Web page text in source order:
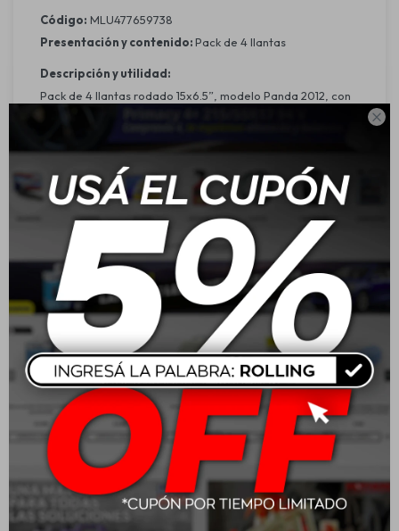

Código: MLU477659738
Presentación y contenido:Pack de 4 llantas
Descripción y utilidad:
Pack de 4 llantas rodado 15x6.5”, modelo Panda 2012, con
Características:
Fabricadas en aleación de aluminio.
Diseño moderno y resistente.
Compatibles con vehículos que utilicen pase 4x100.
Offset 35 para un ajuste óptimo.
Ancho de 6.5” para mejor estabilidad y agarre.
Se entregan con válvulas cromadas nuevas.
Balanceadas y listas para instalar.
Colocación con centradores si es necesario.
Aplicación:
Confirmar compatibilidad con el vehículo.
Coordinar la instalación en nuestro local.
Montaje de las llantas con centradores si es necesario.
Instalación de válvulas cromadas nuevas.
Balanceo preciso para garantizar un desempeño óptimo.